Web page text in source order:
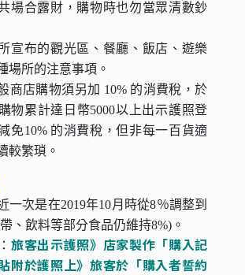
場合露財，購物時也勿當眾清數鈔
宣布的觀光區、餐廳、飯店、遊樂
場所的注意事項。
商店購物須另加 10% 的消費稅，於
物累計達日幣5000以上出示護照登
免10% 的消費稅，但非每一百貨適
較繁瑣。
一次是在2019年10月時從8％調整到
、飲料等部分食品仍維持8%)。
旅客出示護照》店家製作「購入記
附於護照上》旅客於「購入者誓約